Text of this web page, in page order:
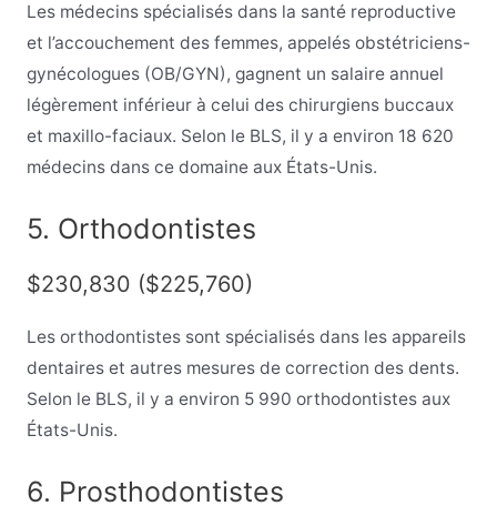
Les médecins spécialisés dans la santé reproductive
et l’accouchement des femmes, appelés obstétriciens-
gynécologues (OB/GYN), gagnent un salaire annuel
légèrement inférieur à celui des chirurgiens buccaux
et maxillo-faciaux. Selon le BLS, il y a environ 18 620
médecins dans ce domaine aux États-Unis.
5. Orthodontistes
$230,830 ($225,760)
Les orthodontistes sont spécialisés dans les appareils
dentaires et autres mesures de correction des dents.
Selon le BLS, il y a environ 5 990 orthodontistes aux
États-Unis.
6. Prosthodontistes